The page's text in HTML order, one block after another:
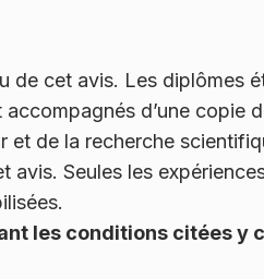
de cet avis. Les diplômes
d’une copie
et de la recherche
avis. Seules les
les conditions citées y